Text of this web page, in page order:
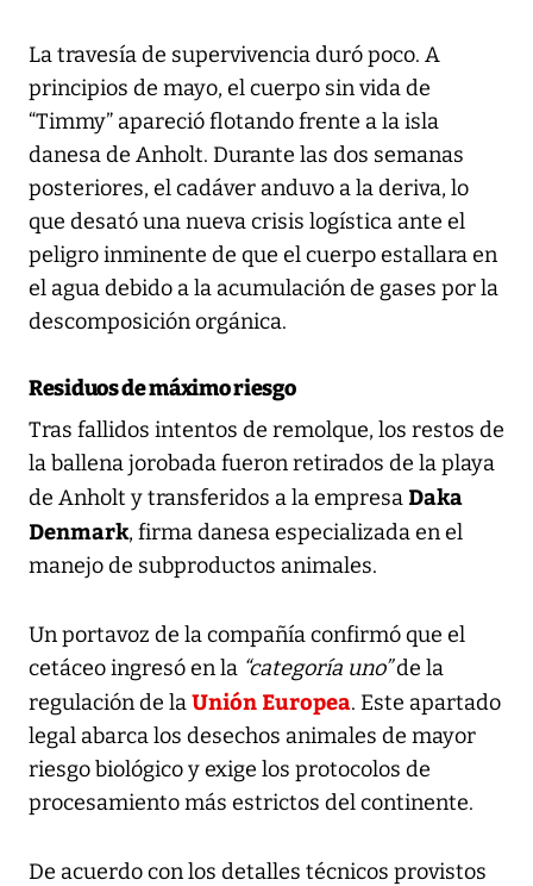
La travesía de supervivencia duró poco. A
principios de mayo, el cuerpo sin vida de
“Timmy” apareció flotando frente a la isla
danesa de Anholt. Durante las dos semanas
posteriores, el cadáver anduvo a la deriva, lo
que desató una nueva crisis logística ante el
peligro inminente de que el cuerpo estallara en
el agua debido a la acumulación de gases por la
descomposición orgánica.
Residuos de máximo riesgo
Tras fallidos intentos de remolque, los restos de
la ballena jorobada fueron retirados de la playa
de Anholt y transferidos a la empresa Daka
Denmark, firma danesa especializada en el
manejo de subproductos animales.
Un portavoz de la compañía confirmó que el
cetáceo ingresó en la “categoría uno”de la
regulación de laUnión Europea. Este apartado
legal abarca los desechos animales de mayor
riesgo biológico y exige los protocolos de
procesamiento más estrictos del continente.
De acuerdo con los detalles técnicos provistos